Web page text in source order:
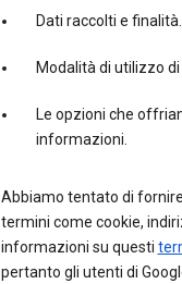
Dati raccolti e finalità.
Modalità di utilizzo
Le opzioni che
informazioni.
Abbiamo tentato di
termini come cookie,
informazioni su questi
pertanto gli utenti di